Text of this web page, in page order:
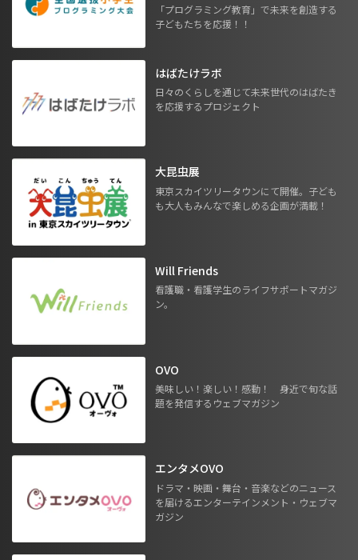
「プログラミング教育」で未来を創造する
子どもたちを応援！！
はばたけラボ
日々のくらしを通じて未来世代のはばたき
を応援するプロジェクト
大昆虫展
東京スカイツリータウンにて開催。子ども
も大人もみんなで楽しめる企画が満載！
Will Friends
看護職・看護学生のライフサポートマガジ
ン。
OVO
美味しい！楽しい！感動！ 身近で旬な話
題を発信するウェブマガジン
エンタメOVO
ドラマ・映画・舞台・音楽などのニュース
を届けるエンターテインメント・ウェブマ
ガジン